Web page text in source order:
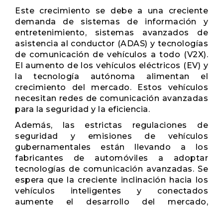
Este crecimiento se debe a una creciente
demanda de sistemas de información y
entretenimiento, sistemas avanzados de
asistencia al conductor (ADAS) y tecnologías
de comunicación de vehículos a todo (V2X).
El aumento de los vehículos eléctricos (EV) y
la tecnología autónoma alimentan el
crecimiento del mercado. Estos vehículos
necesitan redes de comunicación avanzadas
para la seguridad y la eficiencia.
Además, las estrictas regulaciones de
seguridad y emisiones de vehículos
gubernamentales están llevando a los
fabricantes de automóviles a adoptar
tecnologías de comunicación avanzadas. Se
espera que la creciente inclinación hacia los
vehículos inteligentes y conectados
aumente el desarrollo del mercado,